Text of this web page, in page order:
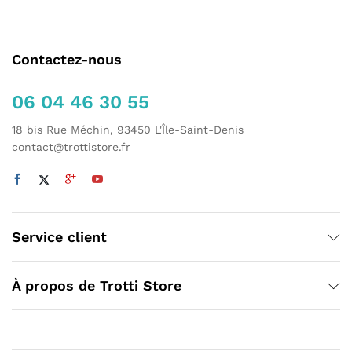
Contactez-nous
06 04 46 30 55
18 bis Rue Méchin, 93450 L'Île-Saint-Denis
contact@trottistore.fr
Service client
À propos de Trotti Store